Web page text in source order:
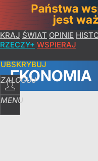
KRAJ ŚWIAT OPINIE
RZECZY+ WSPIERAJ
ZALOGUJ
MENU
EKONOMIA